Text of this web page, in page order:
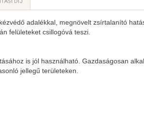
adalékkal, megnövelt zsírtalanító
felületeket csillogóvá teszi.
is jól használható. Gazdaságosan
jellegű területeken.